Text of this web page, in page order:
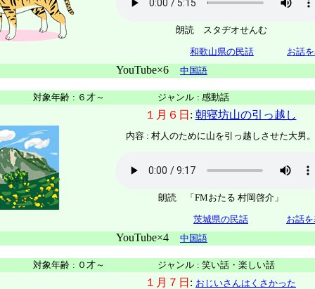
朗読 スタヂオせんむ
和歌山県の民話 お話
YouTube×6 中国語
対象年齢 : ６才～ ジャンル : 感動話
１月６日 : 朝寝坊山の引っ越し
内容 : 村人のために山を引っ越しさせた大男。
朗読 「FMおたる 村岡啓介」
茨城県の民話 お話
YouTube×4 中国語
対象年齢 : ０才～ ジャンル : 笑い話・楽しい話
１月７日 : おじいさんはくさかった